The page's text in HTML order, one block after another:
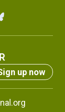
up now